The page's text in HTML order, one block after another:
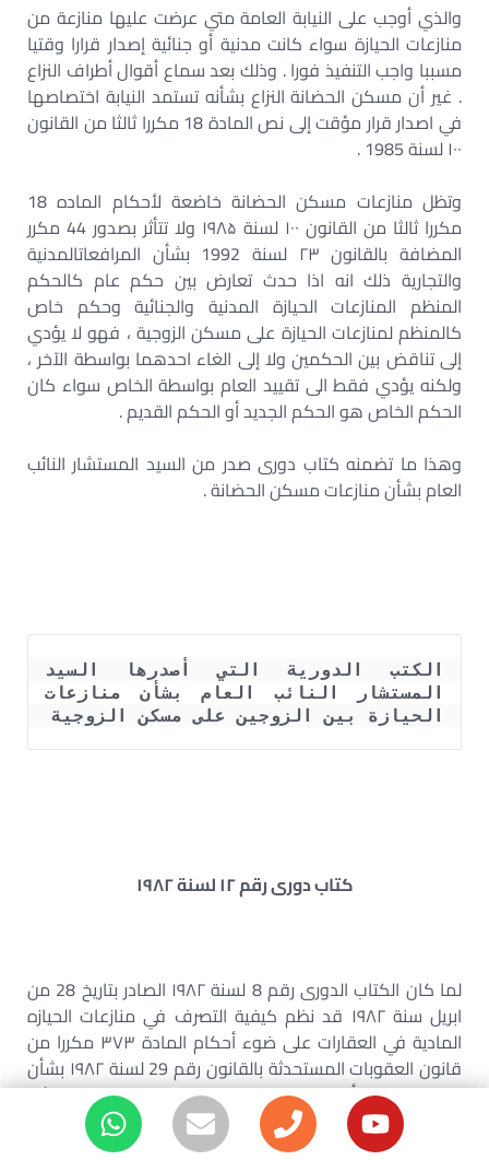
والذي أوجب على النيابة العامة متي عرضت عليها منازعة من
منازعات الحيازة سواء كانت مدنية أو جنائية إصدار قرارا وقتيا
مسببا واجب التنفيذ فورا . وذلك بعد سماع أقوال أطراف النزاع
. غير أن مسكن الحضانة النزاع بشأنه تستمد النيابة اختصاصها
في اصدار قرار مؤقت إلى نص المادة 18 مكررا ثالثا من القانون
۱۰۰ لسنة 1985 .
وتظل منازعات مسکن الحضانة خاضعة لأحكام الماده 18
مکررا ثالثا من القانون ۱۰۰ لسنة ۱۹۸۵ ولا تتأثر بصدور 44 مكرر
المضافة بالقانون ۲۳ لسنة 1992 بشأن المرافعاتالمدنية
والتجارية ذلك انه اذا حدث تعارض بين حكم عام كالحكم
المنظم المنازعات الحيازة المدنية والجنائية وحكم خاص
کالمنظم لمنازعات الحيازة على مسكن الزوجية ، فهو لا يؤدي
إلى تناقض بین الحكمين ولا إلى الغاء احدهما بواسطة الآخر ،
ولكنه يؤدي فقط الى تقييد العام بواسطة الخاص سواء كان
الحكم الخاص هو الحكم الجديد أو الحكم القديم .
وهذا ما تضمنه کتاب دوری صدر من السيد المستشار النائب
العام بشأن منازعات مسكن الحضانة .
الحيازة بين الزوجين على مسكن الزوجية
کتاب دوری رقم۱۲لسنة۱۹۸۲
لما كان الكتاب الدورى رقم 8 لسنة ۱۹۸۲ الصادر بتاريخ 28 من
ابريل سنة ۱۹۸۲ قد نظم كيفية التصرف في منازعات الحيازه
المادية في العقارات على ضوء أحكام المادة ۳۷۳ مكررا من
قانون العقوبات المستحدثة بالقانون رقم 29 لسنة ۱۹۸۲ بشأن
تعديل بعض أحكام قانون العقوبات والاجراءات الجنائية
المعمول به من ۲۳من ابريل سنة ۱۹۸۲ .